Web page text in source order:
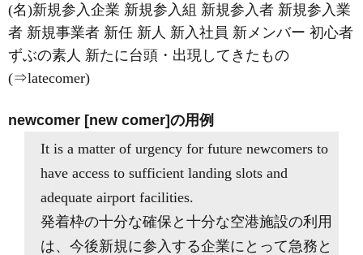
(名)新規参入企業 新規参入組 新規参入者 新規参入業
者 新規事業者 新任 新人 新入社員 新メンバー 初心者
ずぶの素人 新たに台頭・出現してきたもの
(⇒latecomer)
newcomer [new comer]の用例
It is a matter of urgency for future newcomers to
have access to sufficient landing slots and
adequate airport facilities.
発着枠の十分な確保と十分な空港施設の利用
は、今後新規に参入する企業にとって急務と